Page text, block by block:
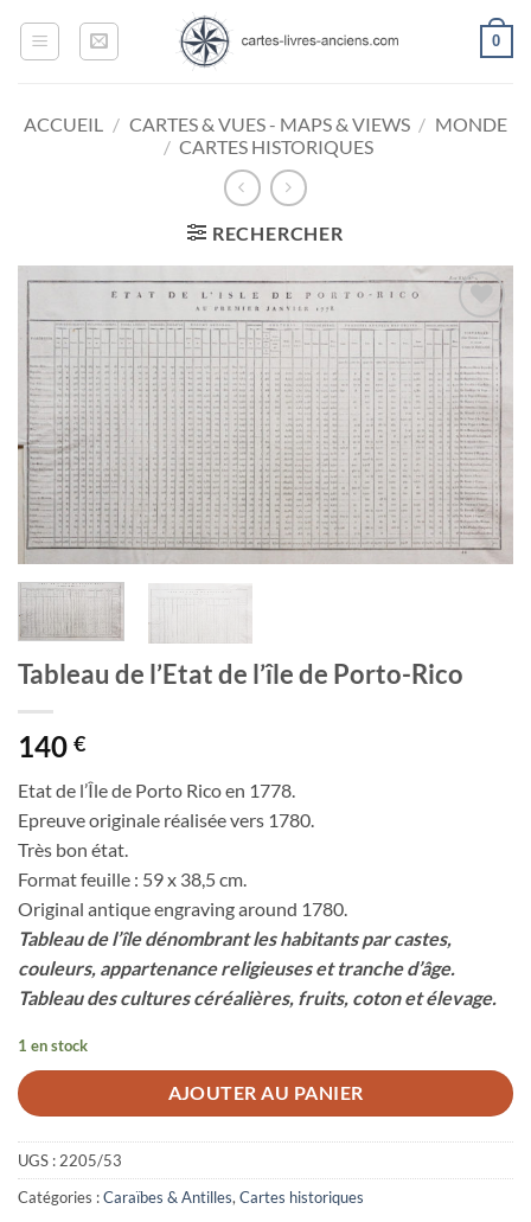
0
ACCUEIL / CARTES & VUES - MAPS & VIEWS / MONDE
/ CARTES HISTORIQUES
RECHERCHER
Ajouter
à la
wishlist
Tableau de l’Etat de l’île de Porto-Rico
140 €
Etat de l’Île de Porto Rico en 1778.
Epreuve originale réalisée vers 1780.
Très bon état.
Format feuille : 59 x 38,5 cm.
Original antique engraving around 1780.
Tableau de l’île dénombrant les habitants par castes,
couleurs, appartenance religieuses et tranche d’âge.
Tableau des cultures céréalières, fruits, coton et élevage.
1 en stock
AJOUTER AU PANIER
UGS : 2205/53
Catégories :Caraïbes & Antilles, Cartes historiques